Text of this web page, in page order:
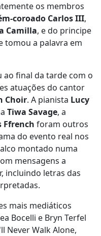
os membros
coroado Carlos III,
Camilla, e do principe
tomou a palavra em
final da tarde com o
atuações do cantor
Choir. A pianista Lucy
Tiwa Savage, a
Ffrench foram outros
do evento real nos
montado numa
mensagens a
incluindo letras das
mais mediáticos
Bocelli e Bryn Terfel
Never Walk Alone,